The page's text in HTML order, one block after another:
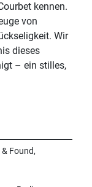
kennen.
von
Wir
dieses
– ein stilles,
Found,